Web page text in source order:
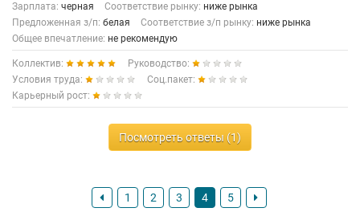
Зарплата: черная Соответствие рынку: ниже рынка
Предложенная з/п: белая Соответствие з/п рынку: ниже рынка
Общее впечатление: не рекомендую
Коллектив:
Руководство:
Условия труда:
Соц.пакет:
Карьерный рост:
Посмотреть ответы (1)
1 2 3 4 5